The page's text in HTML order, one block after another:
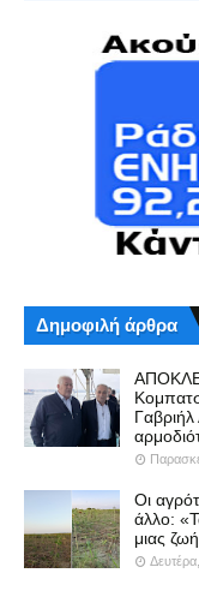
Δημοφιλή άρθρα
Γαβριήλ
Οι
άλλο:
μιας